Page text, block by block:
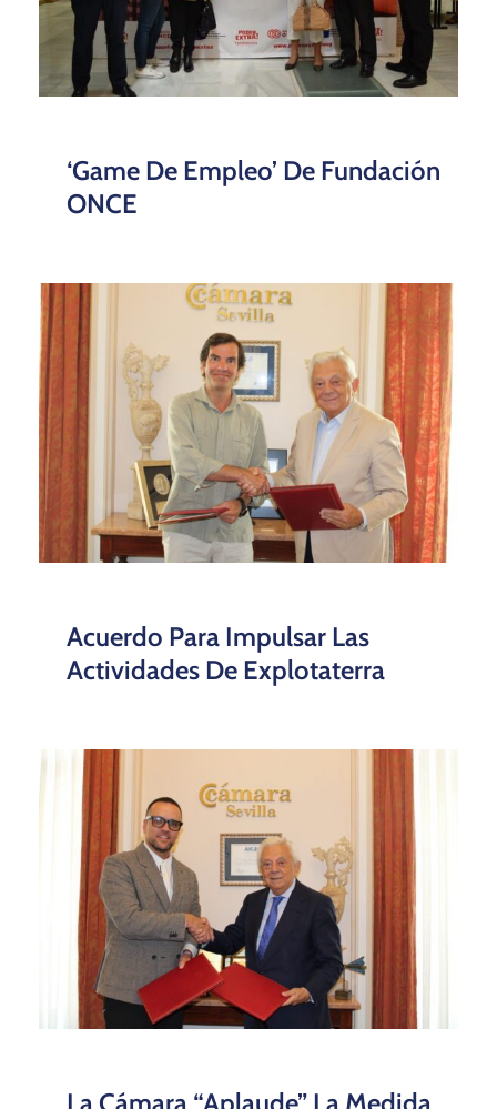
‘Game De Empleo’ De Fundación
ONCE
Acuerdo Para Impulsar Las
Actividades De Explotaterra